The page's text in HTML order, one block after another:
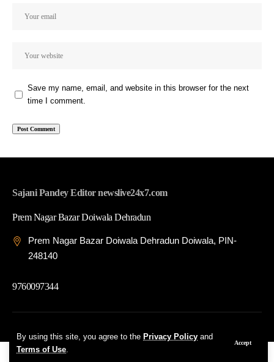
By using this site, you agree to the Privacy Policy and
Terms of Use.
Accept
Save my name, email, and website in this browser for the next
time I comment.
Sajani Pandey Editor newslive24x7.com
Prem Nagar Bazar Doiwala Dehradun
Prem Nagar Bazar Doiwala Dehradun Doiwala, PIN-
248140
9760097344